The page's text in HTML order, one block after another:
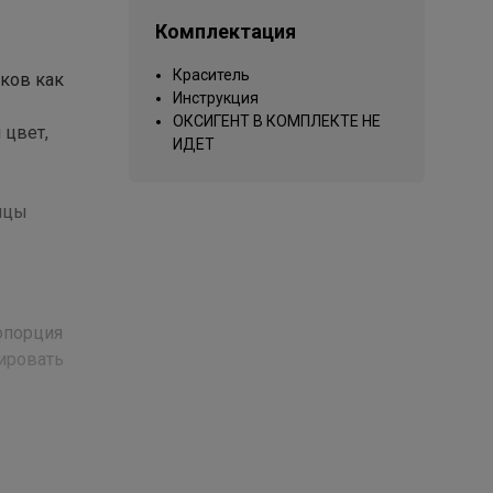
как
Комплектация
Краситель
Инструкция
ОКСИГЕНТ В КОМПЛЕКТЕ НЕ
ИДЕТ